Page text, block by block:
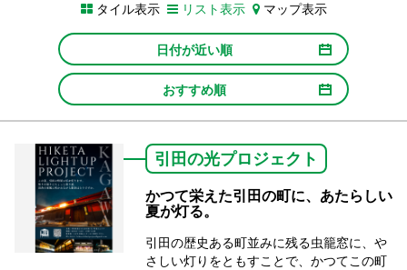
タイル表示 リスト表示 マップ表示
日付が近い順
おすすめ順
引田の光プロジェクト
かつて栄えた引田の町に、あたらしい
夏が灯る。
引田の歴史ある町並みに残る虫籠窓に、や
さしい灯りをともすことで、かつてこの町